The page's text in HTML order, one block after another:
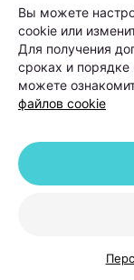
месте
алопеция
Вы можете
cookie или
Для получения
сроках и
можете
файлов cookie